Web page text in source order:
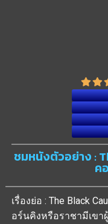
ชมหนังตัวอย่าง :
ค
เรื่องย่อ : The Black
อร์นคิงหรือราชามีเข